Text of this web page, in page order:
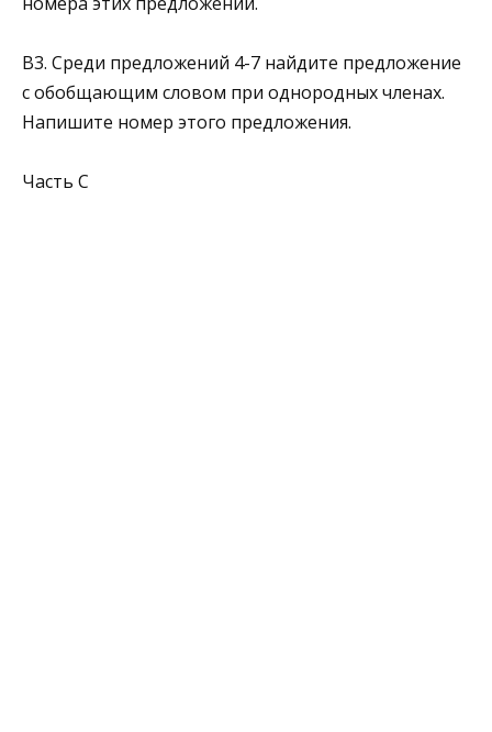
В3. Среди предложений 4-7 найдите предложение
с обоб­щающим словом при однородных членах.
Напишите но­мер этого предложения.
Часть C